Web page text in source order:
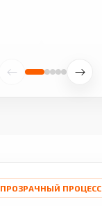
ПРОЗРАЧНЫЙ ПРОЦЕСС